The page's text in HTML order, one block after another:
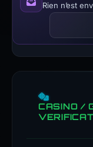
Rien n’est
CASINO /